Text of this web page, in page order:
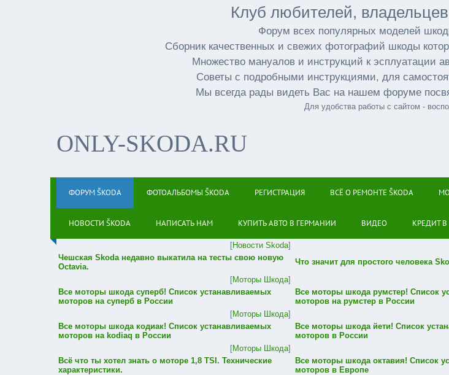
Клуб любителей,
Форум всех популярных моделей
Сборник качественных и свежих фотографий шкоды
Множество мануалов и инструкций к эсплуатации
Советы с подробными инструкциями, для
Мы всегда рады видеть Вас на нашем форуме
Для удобства работы с сайтом -
ONLY-SKODA.RU
ФОРУМ ŠKODA ФОТОАЛЬБОМЫ ŠKODA РЕГИСТРАЦИЯ ВСЁ О РЕМОНТЕ ŠKODA
НОВОСТИ ŠKODA НАПИСАТЬ НАМ КУПИТЬ АВТО В ГЕРМАНИИ ВИДЕО КРЕДИТ
[Новости Skoda]
Чешская Skoda недавно выкатила на тесты свою новую
Octavia.
Что значит для простого человека
[Моторы Шкода]
Все моторы шкода суперб! Список устанавливаемых
моторов на суперб в России
Все моторы шкода румстер! Список
моторов на румстер в России
[Моторы Шкода]
Все моторы шкода кодиак! Список устанавливаемых
моторов на kodiaq в России
Все моторы шкода йети! Список
моторов в России
[Моторы Шкода]
Всё что ты хотел знать о моторе 1,8 TSI. Технические
характеристики.
Все моторы шкода октавия! Список
моторов в Европе